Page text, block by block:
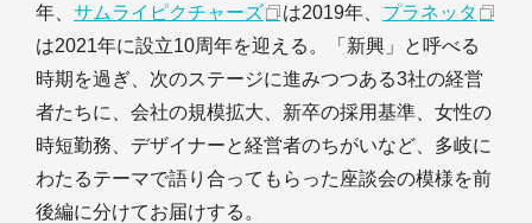
年、 サムライピクチャーズ は2019年、 プラネッタ
は2021年に設立10周年を迎える。「新興」と呼べる
時期を過ぎ、次のステージに進みつつある3社の経営
者たちに、会社の規模拡大、新卒の採用基準、女性の
時短勤務、デザイナーと経営者のちがいなど、多岐に
わたるテーマで語り合ってもらった座談会の模様を前
後編に分けてお届けする。